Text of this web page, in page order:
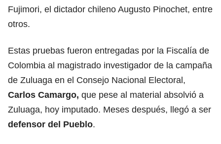
Fujimori, el dictador chileno Augusto Pinochet, entre
otros.
Estas pruebas fueron entregadas por la Fiscalía de
Colombia al magistrado investigador de la campaña
de Zuluaga en el Consejo Nacional Electoral,
Carlos Camargo, que pese al material absolvió a
Zuluaga, hoy imputado. Meses después, llegó a ser
defensor del Pueblo.